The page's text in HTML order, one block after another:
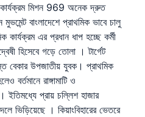
কার্যক্রম মিশন 969 অনেক দ্রুত
বাংলাদেশে প্রাথমিক ভাবে চালু
এর প্রধান ধাপ হচ্ছে কর্মী
হিসেবে গড়ে তোলা । টার্গেট
বেকার উপজাতীয় যুবক। প্রাথমিক
বর্তমানে রাঙ্গামাটি ও
ইতিমধ্যে প্রায় চল্লিশ হাজার
ভিড়িয়েছে । কিয়াংবিহারের ভেতরে